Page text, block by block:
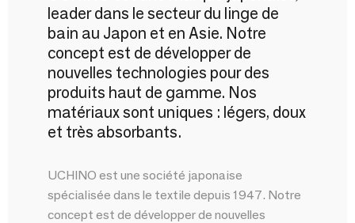
leader dans le secteur du linge de
bain au Japon et en Asie. Notre
concept est de développer de
nouvelles technologies pour des
produits haut de gamme. Nos
matériaux sont uniques : légers, doux
et très absorbants.
UCHINO est une société japonaise
spécialisée dans le textile depuis 1947. Notre
concept est de développer de nouvelles